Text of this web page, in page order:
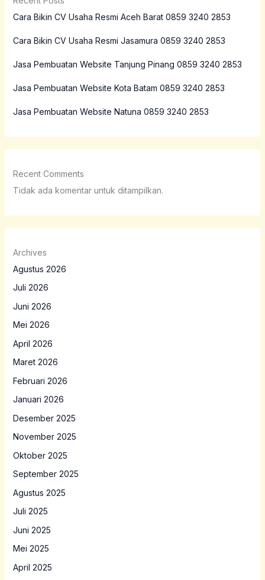
Cara Bikin CV Usaha Resmi Aceh Barat 0859 3240 2853
Cara Bikin CV Usaha Resmi Jasamura 0859 3240 2853
Jasa Pembuatan Website Tanjung Pinang 0859 3240 2853
Jasa Pembuatan Website Kota Batam 0859 3240 2853
Jasa Pembuatan Website Natuna 0859 3240 2853
Recent Comments
Tidak ada komentar untuk ditampilkan.
Archives
Agustus 2026
Juli 2026
Juni 2026
Mei 2026
April 2026
Maret 2026
Februari 2026
Januari 2026
Desember 2025
November 2025
Oktober 2025
September 2025
Agustus 2025
Juli 2025
Juni 2025
Mei 2025
April 2025